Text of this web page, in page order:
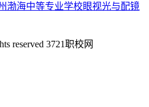
渤海中等专业学校眼视光与配镜
reserved 3721职校网